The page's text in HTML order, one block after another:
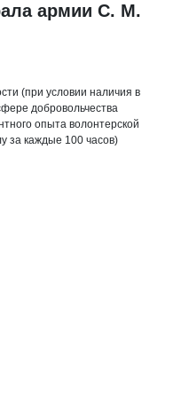
армии С. М.
(при условии наличия в
добровольчества
опыта волонтерской
за каждые 100 часов)